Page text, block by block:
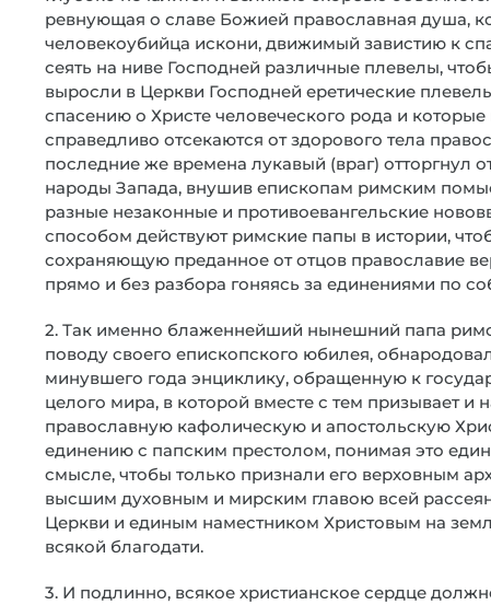
ревнующая о славе Божией православная душа,
человекоубийца искони, движимый завистию к
сеять на ниве Господней различные плевелы,
выросли в Церкви Господней еретические
спасению о Христе человеческого рода и
справедливо отсекаются от здорового тела
последние же времена лукавый (враг) отторгнул
народы Запада, внушив епископам римским
разные незаконные и противоевангельские
способом действуют римские папы в истории,
сохраняющую преданное от отцов православие
прямо и без разбора гоняясь за единениями по
2. Так именно блаженнейший нынешний папа
поводу своего епископского юбилея,
минувшего года энциклику, обращенную к
целого мира, в которой вместе с тем призывает и
православную кафолическую и апостольскую
единению с папским престолом, понимая это
смысле, чтобы только признали его верховным
высшим духовным и мирским главою всей
Церкви и единым наместником Христовым на
всякой благодати.
3. И подлинно, всякое христианское сердце